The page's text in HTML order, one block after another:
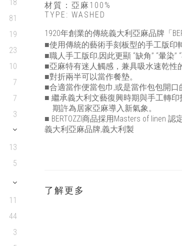
18
81
19
23
10
7
7
3
13
5
11
44
3
材質：亞麻100%
TYPE: WASHED
1920年創業的傳統義大利亞麻品牌「
■使用傳統的藝術手刻板型的手工版印
■職人手工版印,因此更顯 “缺角” “暈染”
■亞麻特有迷人觸感，兼具吸水速乾性
■對折兩半可以當作餐墊。
■合適當作便當包巾,或是當作包包開口
■ 繼承義大利文藝復興時期與手工轉印
期許為居家亞麻導入新氣象。
■ BERTOZZI商品採用Masters of linen 認
義大利亞麻品牌,義大利製
了解更多